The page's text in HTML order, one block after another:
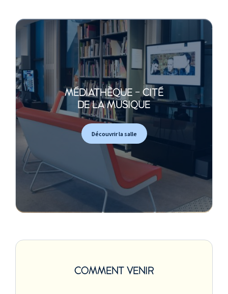
MÉDIATHÈQUE - CITÉ
DE LA MUSIQUE
Découvrir la salle
COMMENT VENIR